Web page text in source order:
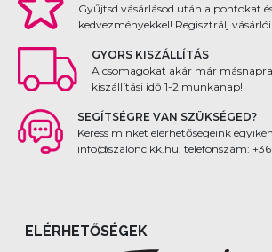
Gyűjtsd vásárlásod után a pontokat
kedvezményekkel! Regisztrálj
GYORS KISZÁLLÍTÁS
A csomagokat akár már
kiszállítási idő 1-2 munkanap!
SEGÍTSÉGRE VAN SZÜKSÉGED?
Keress minket elérhetőségeink
info@szaloncikk.hu, telefonszám:
ELÉRHETŐSÉGEK